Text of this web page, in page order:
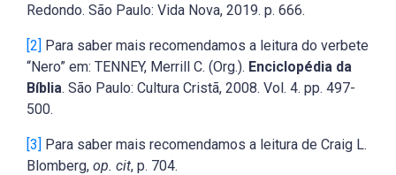
Redondo. São Paulo: Vida Nova, 2019. p. 666.
[2] Para saber mais recomendamos a leitura do verbete
“Nero” em: TENNEY, Merrill C. (Org.). Enciclopédia da
Bíblia. São Paulo: Cultura Cristã, 2008. Vol. 4. pp. 497-
500.
[3] Para saber mais recomendamos a leitura de Craig L.
Blomberg, op. cit, p. 704.